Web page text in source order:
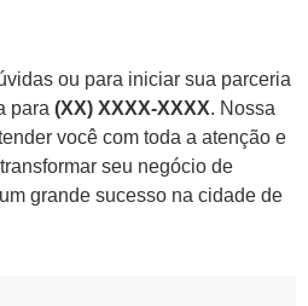
ou para iniciar sua parceria
para (XX) XXXX-XXXX. Nossa
você com toda a atenção e
seu negócio de
grande sucesso na cidade de